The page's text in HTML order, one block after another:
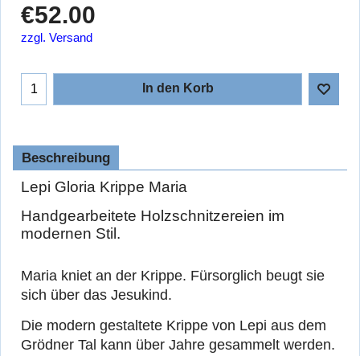
€52.00
zzgl. Versand
In den Korb
Beschreibung
Lepi Gloria Krippe Maria
Handgearbeitete Holzschnitzereien im
modernen Stil.
Maria kniet an der Krippe. Fürsorglich beugt sie
sich über das Jesukind.
Die modern gestaltete Krippe von Lepi aus dem
Grödner Tal kann über Jahre gesammelt werden.